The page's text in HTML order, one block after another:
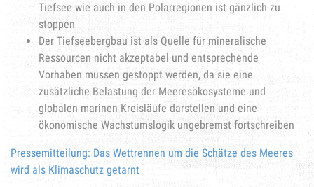
Tiefsee wie auch in den Polarregionen ist gänzlich zu
stoppen
Der Tiefseebergbau ist als Quelle für mineralische
Ressourcen nicht akzeptabel und entsprechende
Vorhaben müssen gestoppt werden, da sie eine
zusätzliche Belastung der Meeresökosysteme und
globalen marinen Kreisläufe darstellen und eine
ökonomische Wachstumslogik ungebremst fortschreiben
Pressemitteilung: Das Wettrennen um die Schätze des Meeres
wird als Klimaschutz getarnt